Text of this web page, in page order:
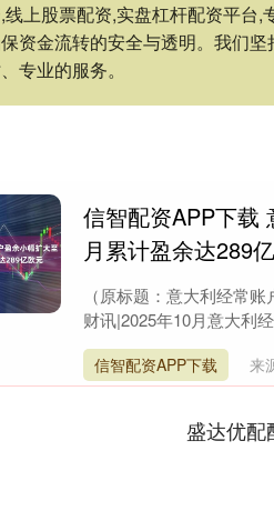
线上股票配资,实盘杠杆配资平台
资金流转的安全与透明。我们
专业的服务。
信智配资APP下载
月累计盈余达289
（原标题：意大利经常
财讯|2025年10月意大利
信智配资APP下载 来
盛达优配